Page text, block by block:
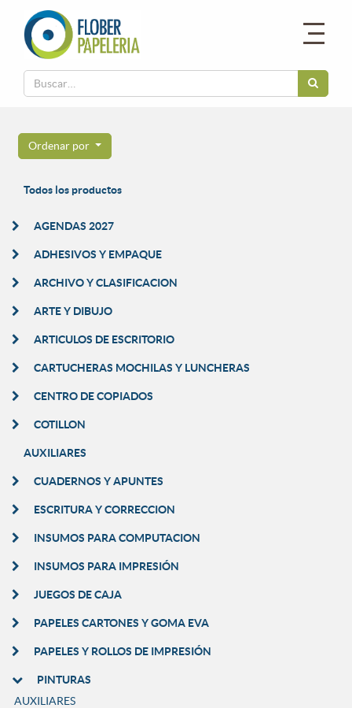
Ordenar por
Todos los productos
AGENDAS 2027
ADHESIVOS Y EMPAQUE
ARCHIVO Y CLASIFICACION
ARTE Y DIBUJO
ARTICULOS DE ESCRITORIO
CARTUCHERAS MOCHILAS Y LUNCHERAS
CENTRO DE COPIADOS
COTILLON
AUXILIARES
CUADERNOS Y APUNTES
ESCRITURA Y CORRECCION
INSUMOS PARA COMPUTACION
INSUMOS PARA IMPRESIÓN
JUEGOS DE CAJA
PAPELES CARTONES Y GOMA EVA
PAPELES Y ROLLOS DE IMPRESIÓN
PINTURAS
AUXILIARES